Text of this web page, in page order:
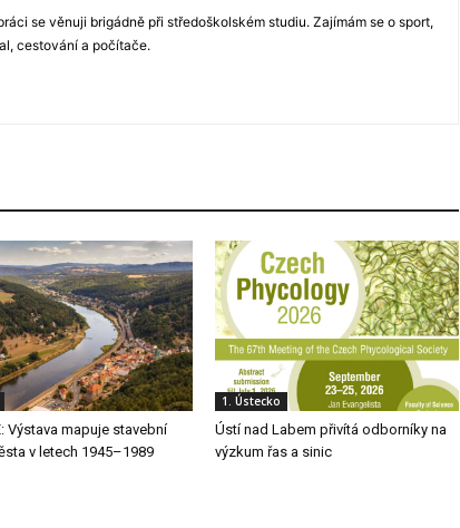
se věnuji brigádně při středoškolském studiu. Zajímám se o sport,
cestování a počítače.
Výstava mapuje stavební
v letech 1945–1989
1. Ústecko
Ústí nad Labem přivítá odborníky na
výzkum řas a sinic